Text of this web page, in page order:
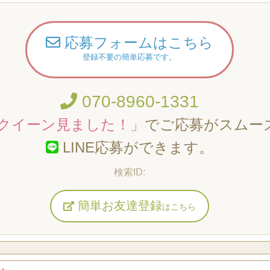
応募フォームはこちら
登録不要の簡単応募です。
070-8960-1331
イーン見ました！」 でご応募がスムー
LINE応募ができます。
簡単お友達登録はこちら